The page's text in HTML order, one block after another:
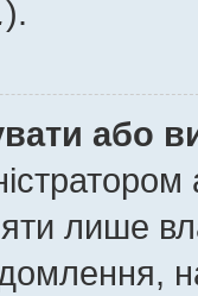
).
або
лише